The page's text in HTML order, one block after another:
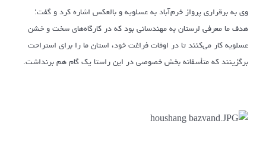
وی به برقراری پرواز خرم‌آباد به عسلویه و بالعکس اشاره کرد و گفت:
هدف ما معرفی لرستان به مهندسانی بود که در کارگاه‌های سخت و خشن
عسلویه کار می‌کنند تا در اوقات فراغت خود، استان ما را برای استراحت
برگزینند که متأسفانه بخش خصوصی در این راستا یک گام هم برنداشت.